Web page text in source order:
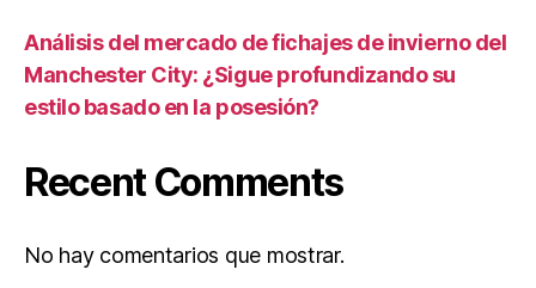
Análisis del mercado de fichajes de invierno del
Manchester City: ¿Sigue profundizando su
estilo basado en la posesión?
Recent Comments
No hay comentarios que mostrar.